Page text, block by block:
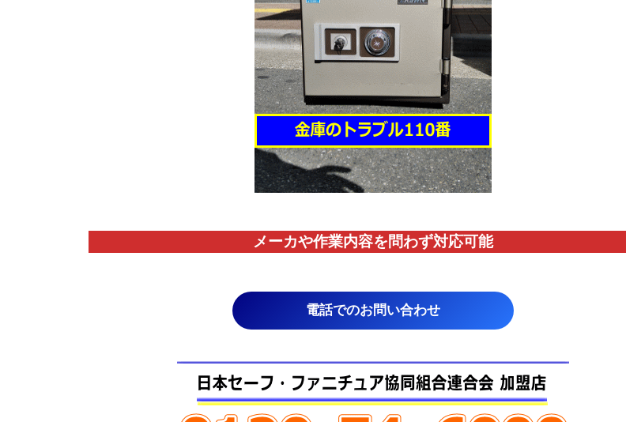
メーカや作業内容を問わず対応可能
電話でのお問い合わせ